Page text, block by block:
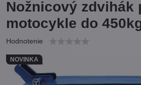
NOVINKA
Nožnicový zdvihák
motocykle do
Hodnotenie